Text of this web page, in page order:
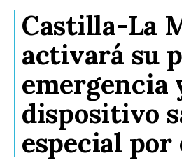
Castilla-La
activará su
emergencia
dispositivo
especial por